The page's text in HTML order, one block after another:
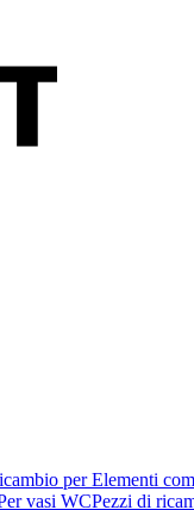
per Elementi
vasi WCPezzi di